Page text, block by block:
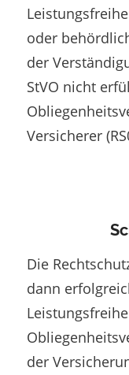
oder
der
StVO nicht
Versicherer
Die
dann
der